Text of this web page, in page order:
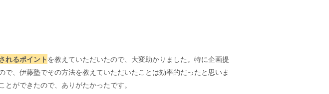
れるポイント を教えていただいたので、大変助かりました。特に企画提
、伊藤塾でその方法を教えていただいたことは効率的だったと思いま
ができたので、ありがたかったです。